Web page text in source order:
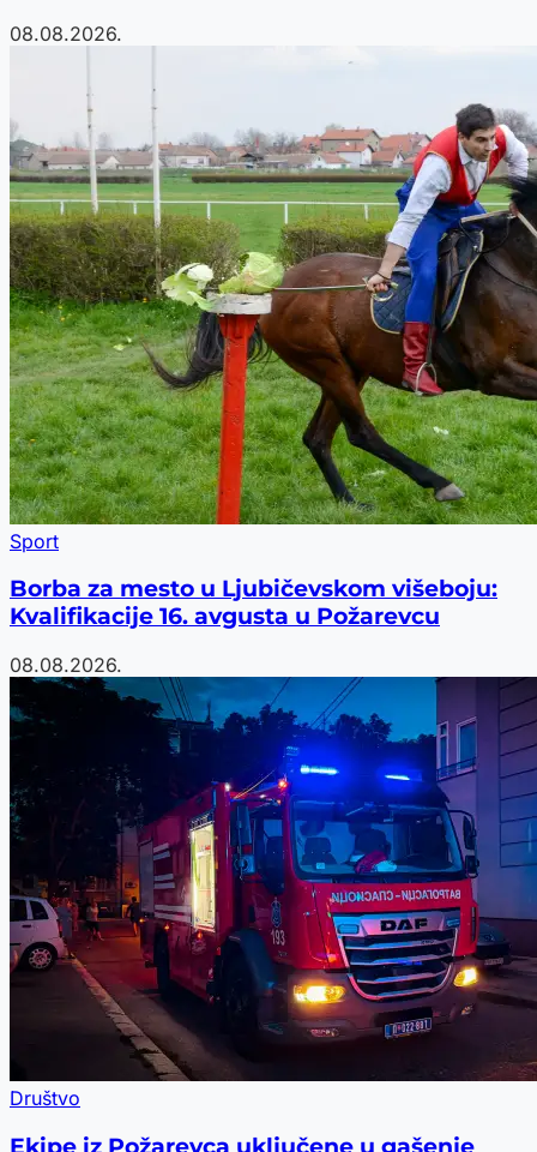
08.08.2026.
Sport
Borba za mesto u Ljubičevskom višeboju:
Kvalifikacije 16. avgusta u Požarevcu
08.08.2026.
Društvo
Ekipe iz Požarevca uključene u gašenje